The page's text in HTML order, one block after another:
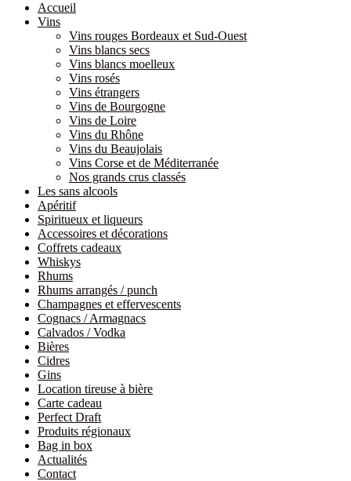
Accueil
Vins
Vins rouges Bordeaux et Sud-Ouest
Vins blancs secs
Vins blancs moelleux
Vins rosés
Vins étrangers
Vins de Bourgogne
Vins de Loire
Vins du Rhône
Vins du Beaujolais
Vins Corse et de Méditerranée
Nos grands crus classés
Les sans alcools
Apéritif
Spiritueux et liqueurs
Accessoires et décorations
Coffrets cadeaux
Whiskys
Rhums
Rhums arrangés / punch
Champagnes et effervescents
Cognacs / Armagnacs
Calvados / Vodka
Bières
Cidres
Gins
Location tireuse à bière
Carte cadeau
Perfect Draft
Produits régionaux
Bag in box
Actualités
Contact